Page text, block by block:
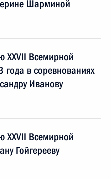
Шарминой
XXVII Всемирной
года в соревнованиях
Иванову
XXVII Всемирной
Гойгерееву